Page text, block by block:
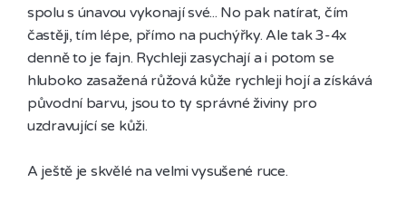
spolu s únavou vykonají své... No pak natírat, čím
častěji, tím lépe, přímo na puchýřky. Ale tak 3-4x
denně to je fajn. Rychleji zasychají a i potom se
hluboko zasažená růžová kůže rychleji hojí a získává
původní barvu, jsou to ty správné živiny pro
uzdravující se kůži.
A ještě je skvělé na velmi vysušené ruce.